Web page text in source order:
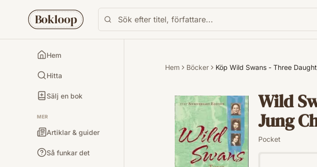
Bokloop
Hem
Hitta
Sälj en bok
MER
Artiklar & guider
Så funkar det
Hem Böcker Köp Wild Swans - Three
Wild
Jung
Pocket